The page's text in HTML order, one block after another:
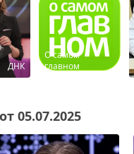
ДНК
О самом
главном
05.07.2025